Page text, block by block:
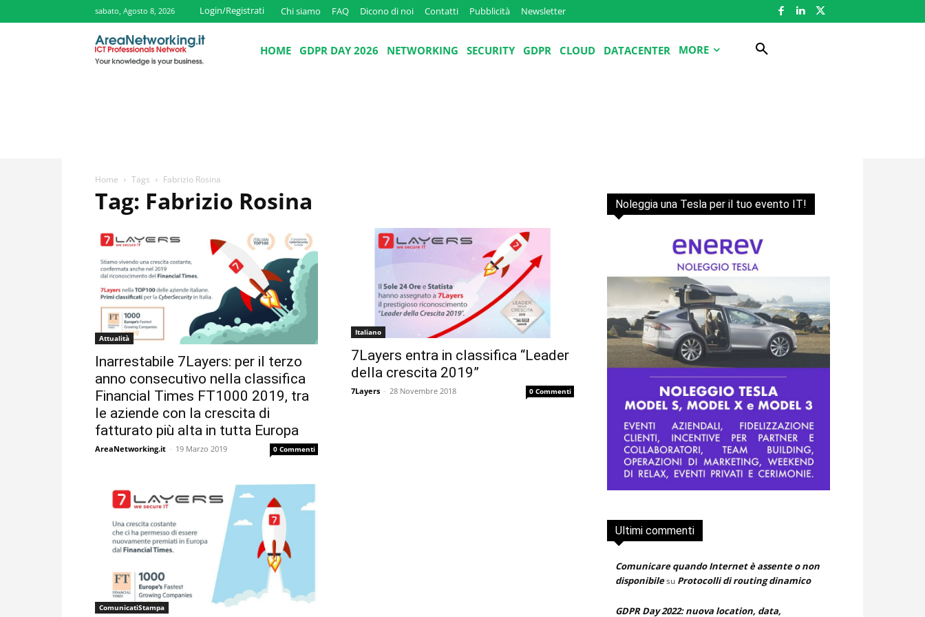
sabato, Agosto 8, 2026 Login/Registrati Chi siamo FAQ Dicono di noi Contatti Pubblicità Newsletter
HOME GDPR DAY 2026 NETWORKING SECURITY GDPR CLOUD DATACENTER MORE
Home Tags Fabrizio Rosina
Tag: Fabrizio Rosina
Attualità
Inarrestabile 7Layers: per il terzo
anno consecutivo nella classifica
Financial Times FT1000 2019, tra
le aziende con la crescita di
fatturato più alta in tutta Europa
AreaNetworking.it - 19 Marzo 2019 0 Commenti
Italiano
7Layers entra in classifica “Leader
della crescita 2019”
7Layers - 28 Novembre 2018 0 Commenti
ComunicatiStampa
Noleggia una Tesla per il tuo evento IT!
Ultimi commenti
Comunicare quando Internet è assente o non
disponibilesu Protocolli di routing dinamico
GDPR Day 2022: nuova location, data,